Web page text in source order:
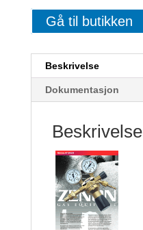
Gå til butikken
Beskrivelse
Dokumentasjon
Beskrivelse